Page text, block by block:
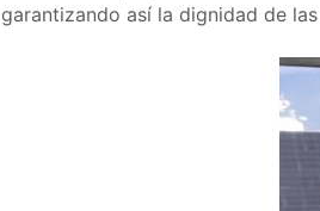
garantizando así la dignidad de